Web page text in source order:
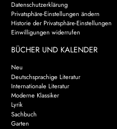
Datenschutzerklärung
Privatsphäre-Einstellungen ändern
Historie der Privatsphäre-Einstellungen
Einwilligungen widerrufen
BÜCHER UND KALENDER
Neu
Deutschsprachige Literatur
Internationale Literatur
Moderne Klassiker
Lyrik
Sachbuch
Garten